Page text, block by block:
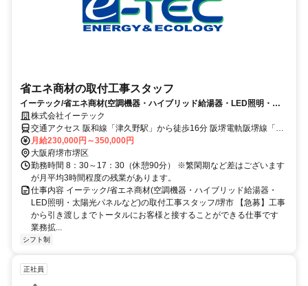
省エネ商材の取付工事スタッフ
イーテック/省エネ商材(空調機器・ハイブリッド給湯器・LED照明・太
陽光パネルなど)の取付工事スタッフ/堺市
株式会社イーテック
交通アクセス 阪和線「津久野駅」から徒歩16分 阪堺電軌阪堺線「石
津」駅から徒歩16分 JR阪和線「上野芝」駅・南海本線「石津川」駅
も利用可能 南海バス「神石橋停留所」から徒歩3分 ★マイカー通勤
OK（無料駐車場あり）
月給230,000円～350,000円
大阪府堺市堺区
勤務時間 8：30～17：30（休憩90分） ※繁閑期など差はございます
が月平均3時間程度の残業があります。
仕事内容 イーテック/省エネ商材(空調機器・ハイブリッド給湯器・
LED照明・太陽光パネルなど)の取付工事スタッフ/堺市 【急募】工事
から引き渡しまでトータルにお客様と接することができる仕事です
業務拡...
シフト制
正社員